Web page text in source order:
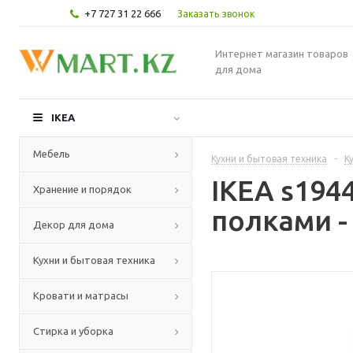
+7 727 31 22 666 Заказать звонок
Интернет магазин товаров
для дома
IKEA
Мебель
Хранение и порядок
Декор для дома
Кухни и бытовая техника
Кровати и матрасы
Стирка и уборка
Кухни и бытовая техника -
IKEA
полками